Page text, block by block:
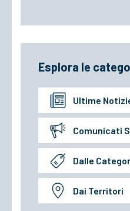
Esplora le
Ultime
Comunicati
Dalle
Dai Territori